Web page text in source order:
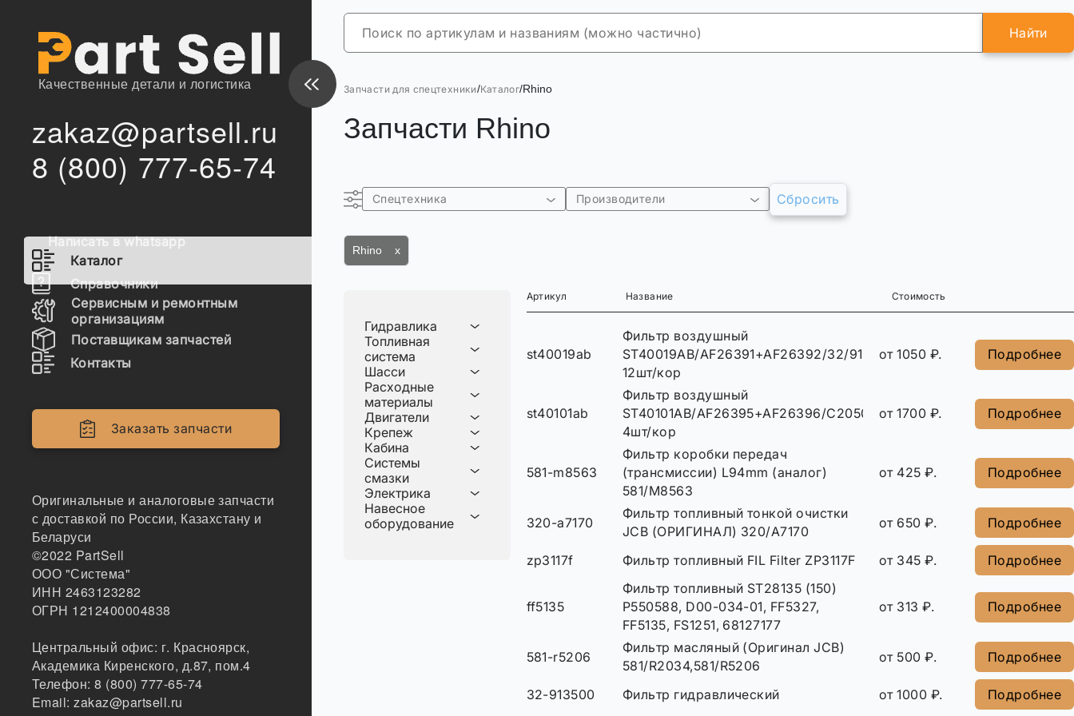
Качественные детали и логистика
zakaz@partsell.ru
8 (800) 777-65-74
Написать в whatsapp
Каталог
Справочники
Сервисным и ремонтным
организациям
Поставщикам запчастей
Контакты
Заказать запчасти
Оригинальные и аналоговые запчасти
с доставкой по России, Казахстану и
Беларуси
©2022 PartSell
ООО "Система"
ИНН 2463123282
ОГРН 1212400004838
Центральный офис: г. Красноярск,
Академика Киренского, д.87, пом.4
Телефон:8 (800) 777-65-74
Email:zakaz@partsell.ru
Найти
Запчасти для спецтехники/Каталог/Rhino
Запчасти Rhino
Гидравлика
Топливная
система
Шасси
Расходные
материалы
Двигатели
Крепеж
Кабина
Системы
смазки
Электрика
Навесное
оборудование
Спецтехника Производители Сбросить
Rhino x
Артикул Название Стоимость
st40019ab
Фильтр воздушный
ST40019AB/AF26391+AF26392/32/915801+32/915802
12шт/кор
от 1050 ₽. Подробнее
st40101ab
Фильтр воздушный
ST40101AB/AF26395+AF26396/C20500+CF500
4шт/кор
от 1700 ₽. Подробнее
581-m8563
Фильтр коробки передач
(трансмиссии) L94mm (аналог)
581/M8563
от 425 ₽. Подробнее
320-a7170
Фильтр топливный тонкой очистки
JCB (ОРИГИНАЛ) 320/A7170
от 650 ₽. Подробнее
zp3117f Фильтр топливный FIL Filter ZP3117F от 345 ₽. Подробнее
ff5135
Фильтр топливный ST28135 (150)
P550588, D00-034-01, FF5327,
FF5135, FS1251, 68127177
от 313 ₽. Подробнее
581-r5206
Фильтр масляный (Оригинал JCB)
581/R2034,581/R5206
от 500 ₽. Подробнее
32-913500 Фильтр гидравлический от 1000 ₽.
Подробнее